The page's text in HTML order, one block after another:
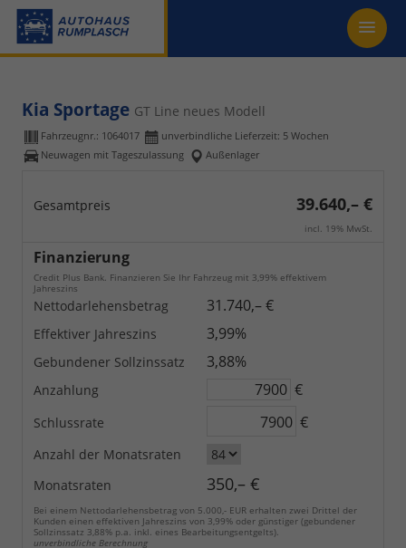
Kia Sportage GT Line neues Modell
Fahrzeugnr.: 1064017 unverbindliche Lieferzeit: 5 Wochen
Neuwagen mit Tageszulassung
Außenlager
Gesamtpreis 39.640,– €
incl. 19% MwSt.
Finanzierung
Credit Plus Bank. Finanzieren Sie Ihr Fahrzeug mit 3,99% effektivem
Jahreszins
Nettodarlehensbetrag 31.740,– €
Effektiver Jahreszins 3,99%
Gebundener Sollzinssatz 3,88%
Anzahlung €
Schlussrate €
Anzahl der Monatsraten
Monatsraten
350,– €
Bei einem Nettodarlehensbetrag von 5.000,- EUR erhalten zwei Drittel der
Kunden einen effektiven Jahreszins von 3,99% oder günstiger (gebundener
Sollzinssatz 3,88% p.a. inkl. eines Bearbeitungsentgelts).
unverbindliche Berechnung